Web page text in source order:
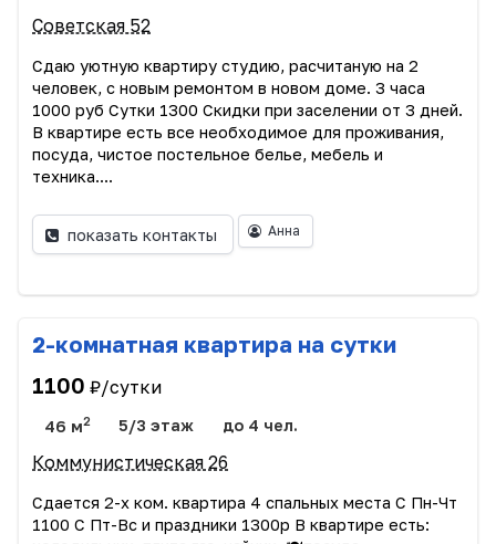
Советская 52
Сдаю уютную квартиру студию, расчитаную на 2
человек, с новым ремонтом в новом доме. 3 часа
1000 руб Сутки 1300 Скидки при заселении от 3 дней.
В квартире есть все необходимое для проживания,
посуда, чистое постельное белье, мебель и
техника....
показать контакты Анна
2-комнатная квартира на сутки
1100 ₽/сутки
46 м2 5/3 этаж до 4 чел.
Коммунистическая 26
Сдается 2-х ком. квартира 4 спальных места С Пн-Чт
1100 С Пт-Вс и праздники 1300р В квартире есть: